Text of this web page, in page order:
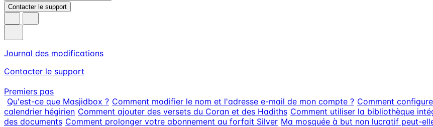
Contacter le support
Journal des modifications
Contacter le support
Premiers pas
Qu'est-ce que Masjidbox ? Comment modifier le nom et l'adresse e-mail de mon compte ? Comment
calendrier hégirien Comment ajouter des versets du Coran et des Hadiths Comment utiliser la bibliothèque
des documents Comment prolonger votre abonnement au forfait Silver Ma mosquée à but non lucratif peut-